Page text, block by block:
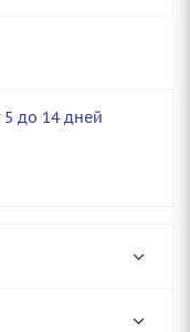
5 до 14 дней